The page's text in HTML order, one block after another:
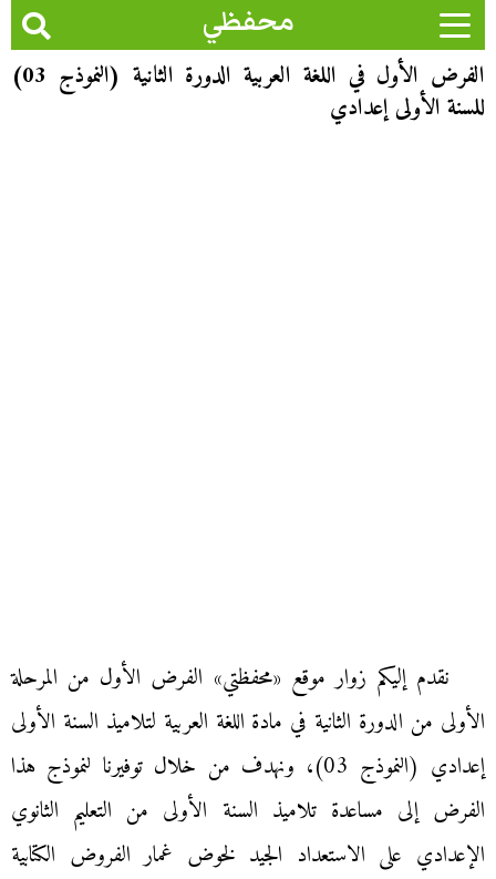
محفظي
الفرض الأول في اللغة العربية الدورة الثانية (النموذج 03)
للسنة الأولى إعدادي
نقدم إليكم زوار موقع «محفظتي» الفرض الأول من المرحلة
الأولى من الدورة الثانية في مادة اللغة العربية لتلاميذ السنة الأولى
إعدادي (النموذج 03)، ونهدف من خلال توفيرنا لنموذج هذا
الفرض إلى مساعدة تلاميذ السنة الأولى من التعليم الثانوي
الإعدادي على الاستعداد الجيد لخوض غمار الفروض الكتابية